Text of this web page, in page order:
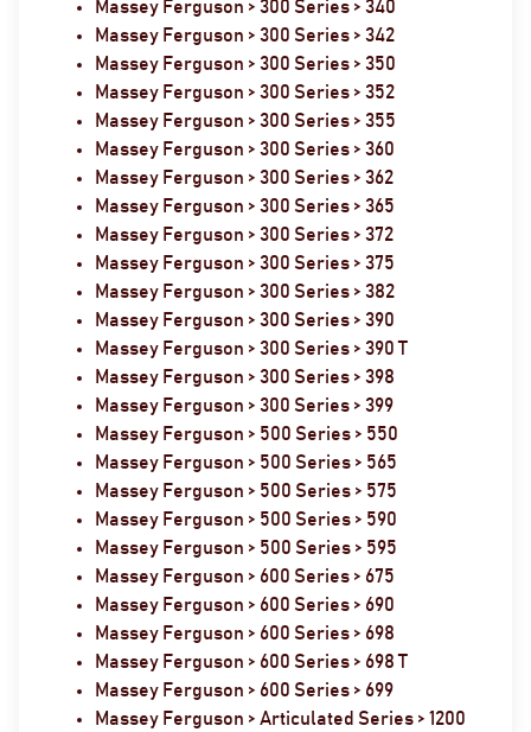
Massey Ferguson > 300 Series > 340
Massey Ferguson > 300 Series > 342
Massey Ferguson > 300 Series > 350
Massey Ferguson > 300 Series > 352
Massey Ferguson > 300 Series > 355
Massey Ferguson > 300 Series > 360
Massey Ferguson > 300 Series > 362
Massey Ferguson > 300 Series > 365
Massey Ferguson > 300 Series > 372
Massey Ferguson > 300 Series > 375
Massey Ferguson > 300 Series > 382
Massey Ferguson > 300 Series > 390
Massey Ferguson > 300 Series > 390 T
Massey Ferguson > 300 Series > 398
Massey Ferguson > 300 Series > 399
Massey Ferguson > 500 Series > 550
Massey Ferguson > 500 Series > 565
Massey Ferguson > 500 Series > 575
Massey Ferguson > 500 Series > 590
Massey Ferguson > 500 Series > 595
Massey Ferguson > 600 Series > 675
Massey Ferguson > 600 Series > 690
Massey Ferguson > 600 Series > 698
Massey Ferguson > 600 Series > 698 T
Massey Ferguson > 600 Series > 699
Massey Ferguson > Articulated Series > 1200